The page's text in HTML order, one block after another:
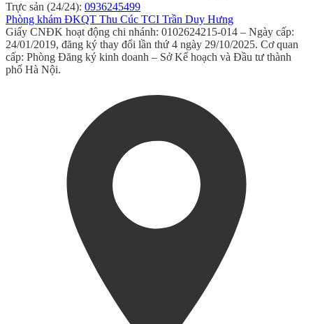
Trực sản (24/24): 0936245499
Phòng khám ĐKQT Thu Cúc TCI Trần Duy Hưng
Giấy CNĐK hoạt động chi nhánh: 0102624215-014 – Ngày cấp:
24/01/2019, đăng ký thay đổi lần thứ 4 ngày 29/10/2025. Cơ quan
cấp: Phòng Đăng ký kinh doanh – Sở Kế hoạch và Đầu tư thành
phố Hà Nội.